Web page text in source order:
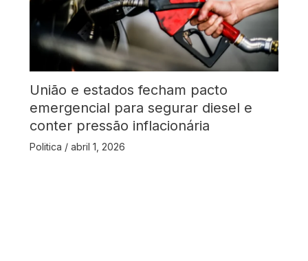
União e estados fecham pacto
emergencial para segurar diesel e
conter pressão inflacionária
Politica / abril 1, 2026